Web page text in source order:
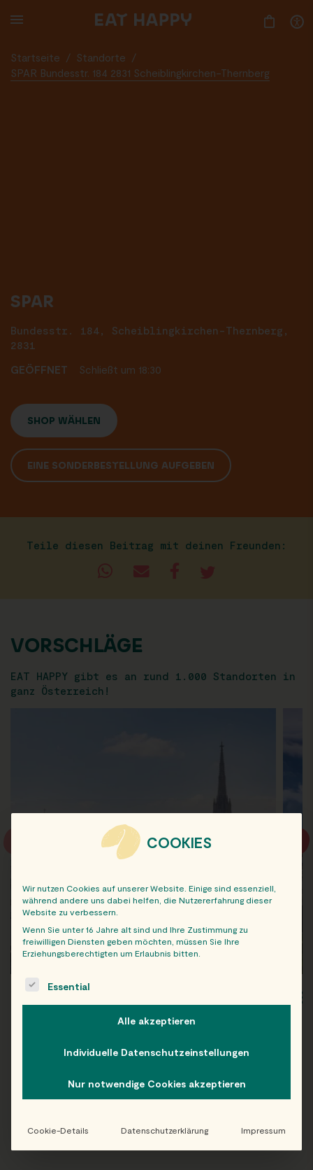
TO
Startseite / Standorte
/
SPAR Bundesstr. 184 2831 Scheiblingkirchen-Thernberg
SPAR
Bundesstr. 184, Scheiblingkirchen-Thernberg,
2831
GEÖFFNET
Schließt um 18:30
SHOP WÄHLEN
EINE SONDERBESTELLUNG AUFGEBEN
Teile diesen Beitrag mit deinen Freunden:
VORSCHLÄGE
EAT HAPPY gibt es an rund 1.000 Standorten in
ganz Österreich!
Folge uns auf Instagram!
COOKIES
Wir nutzen Cookies auf unserer Website. Einige sind essenziell,
während andere uns dabei helfen, die Nutzererfahrung dieser
Website zu verbessern.
Wenn Sie unter 16 Jahre alt sind und Ihre Zustimmung zu
freiwilligen Diensten geben möchten, müssen Sie Ihre
Erziehungsberechtigten um Erlaubnis bitten.
The following is a list of service groups for which consent
Essential
Alle akzeptieren
Individuelle Datenschutzeinstellungen
Nur notwendige Cookies akzeptieren
Cookie-Details Datenschutzerklärung Impressum